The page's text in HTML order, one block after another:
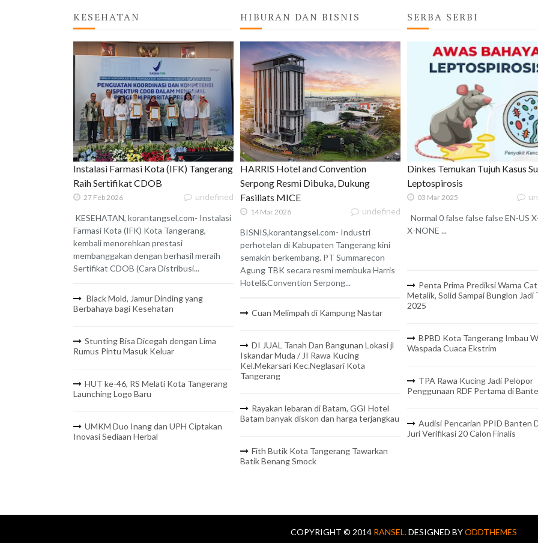
KESEHATAN
Instalasi Farmasi Kota (IFK) Tangerang
Raih Sertifikat CDOB
27 Feb 2026 undefined
KESEHATAN, korantangsel.com- Instalasi
Farmasi Kota (IFK) Kota Tangerang,
kembali menorehkan prestasi
membanggakan dengan berhasil meraih
Sertifikat CDOB (Cara Distribusi...
Black Mold, Jamur Dinding yang
Berbahaya bagi Kesehatan
Stunting Bisa Dicegah dengan Lima
Rumus Pintu Masuk Keluar
HUT ke-46, RS Melati Kota Tangerang
Launching Logo Baru
UMKM Duo Inang dan UPH Ciptakan
Inovasi Sediaan Herbal
HIBURAN DAN BISNIS
HARRIS Hotel and Convention
Serpong Resmi Dibuka, Dukung
Fasiliats MICE
14 Mar 2026 undefined
BISNIS,korantangsel.com- Industri
perhotelan di Kabupaten Tangerang kini
semakin berkembang. PT Summarecon
Agung TBK secara resmi membuka Harris
Hotel&Convention Serpong...
Cuan Melimpah di Kampung Nastar
DI JUAL Tanah Dan Bangunan Lokasi jl
Iskandar Muda / JI Rawa Kucing
Kel.Mekarsari Kec.Neglasari Kota
Tangerang
Rayakan lebaran di Batam, GGI Hotel
Batam banyak diskon dan harga terjangkau
Fith Butik Kota Tangerang Tawarkan
Batik Benang Smock
SERBA SERBI
Dinkes Temukan Tujuh Kasus
Leptospirosis
03 Mar 2025
Normal 0 false false false EN-US
X-NONE ...
Penta Prima Prediksi Warna
Metalik, Solid Sampai Bunglon Jadi
2025
BPBD Kota Tangerang Imbau
Waspada Cuaca Ekstrim
TPA Rawa Kucing Jadi Pelopor
Penggunaan RDF Pertama di
Audisi Pencarian PPID Banten
Juri Verifikasi 20 Calon Finalis
COPYRIGHT © 2014 RANSEL.DESIGNED BYODDTHEMES